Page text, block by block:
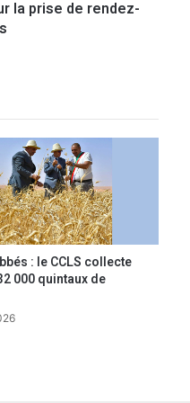
la prise de rendez-
: le CCLS collecte
000 quintaux de